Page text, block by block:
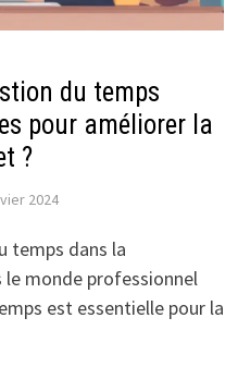
du temps
pour améliorer la
?
2024
temps dans la
monde professionnel
est essentielle pour la